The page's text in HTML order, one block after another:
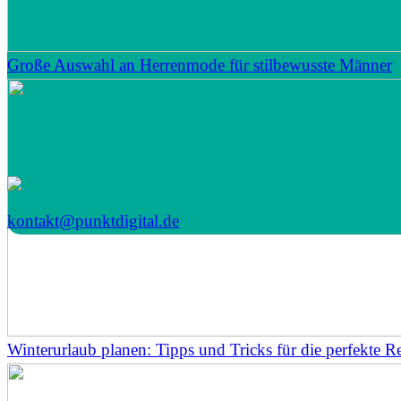
Große Auswahl an Herrenmode für stilbewusste Männer
Winterurlaub planen: Tipps und Tricks für die perfekte
kontakt@punktdigital.de